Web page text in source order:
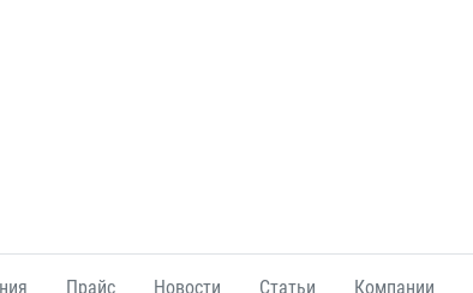
Прайс Новости Статьи Компании